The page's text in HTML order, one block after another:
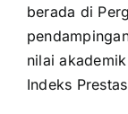
berada di
nilai
Indeks